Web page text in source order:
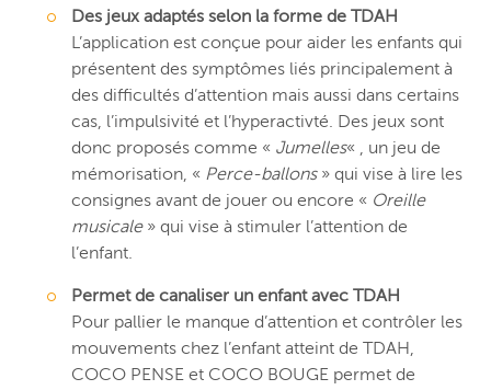
Des jeux adaptés selon la forme de TDAH
L’application est conçue pour aider les enfants qui
présentent des symptômes liés principalement à
des difficultés d’attention mais aussi dans certains
cas, l’impulsivité et l’hyperactivté. Des jeux sont
donc proposés comme « Jumelles« , un jeu de
mémorisation, « Perce-ballons» qui vise à lire les
consignes avant de jouer ou encore « Oreille
musicale» qui vise à stimuler l’attention de
l’enfant.
Permet de canaliser un enfant avec TDAH
Pour pallier le manque d’attention et contrôler les
mouvements chez l’enfant atteint de TDAH,
COCO PENSE et COCO BOUGE permet de